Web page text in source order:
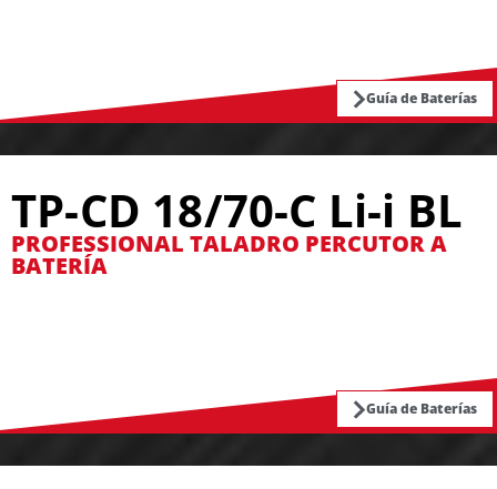
Guía de Baterías
TP-CD 18/70-C Li-i BL
PROFESSIONAL TALADRO PERCUTOR A
BATERÍA
Guía de Baterías